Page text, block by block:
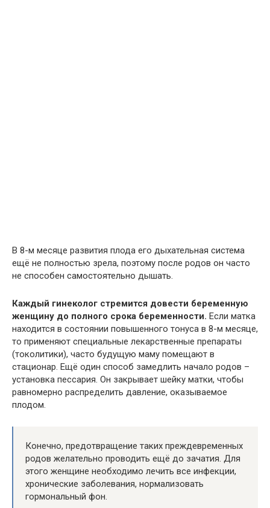
В 8-м месяце развития плода его дыхательная система
ещё не полностью зрела, поэтому после родов он часто
не способен самостоятельно дышать.
Каждый гинеколог стремится довести беременную
женщину до полного срока беременности. Если матка
находится в состоянии повышенного тонуса в 8-м месяце,
то применяют специальные лекарственные препараты
(токолитики), часто будущую маму помещают в
стационар. Ещё один способ замедлить начало родов –
установка пессария. Он закрывает шейку матки, чтобы
равномерно распределить давление, оказываемое
плодом.
Конечно, предотвращение таких преждевременных
родов желательно проводить ещё до зачатия. Для
этого женщине необходимо лечить все инфекции,
хронические заболевания, нормализовать
гормональный фон.